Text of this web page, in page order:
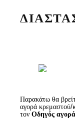
Παρακάτω θα
αγορά κρεμαστού/
τον Οδηγός